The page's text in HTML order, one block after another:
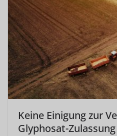
Keine Einigung zur
Glyphosat-